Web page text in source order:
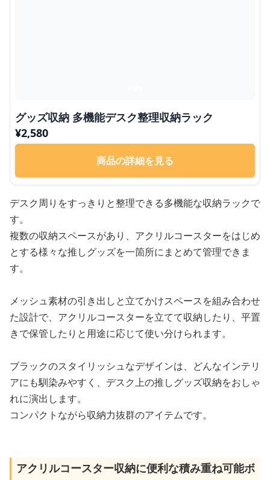
グッズ収納 多機能デスク整理収納ラック
¥2,580
商品の詳細を見る
デスク周りをすっきりと整理できる多機能な収納ラックで
す。
複数の収納スペースがあり、アクリルコースターをはじめ
とする様々な推しグッズを一箇所にまとめて管理できま
す。
メッシュ素材の引き出しと立てかけスペースを組み合わせ
た設計で、アクリルコースターを立てて収納したり、平置
きで保管したりと用途に応じて使い分けられます。
ブラックのスタイリッシュなデザインは、どんなインテリ
アにも馴染みやすく、デスク上の推しグッズ収納をおしゃ
れに演出します。
コンパクトながら収納力抜群のアイテムです。
アクリルコースター収納に便利な積み重ね可能ボ